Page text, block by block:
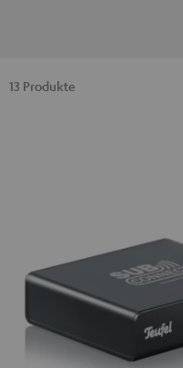
13 Produkte